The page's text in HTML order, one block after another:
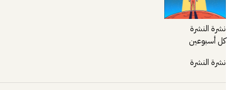
نشرة النشرة
كل أسبوعين
نشرة النشرة